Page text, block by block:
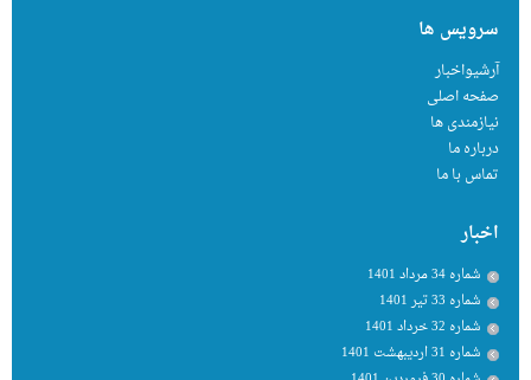
آرشیواخبار
صفحه اصلی
نیازمندی ها
درباره ما
تماس با ما
اخبار
شماره 34 مرداد 1401
شماره 33 تیر 1401
شماره 32 خرداد 1401
شماره 31 اردیبهشت 1401
شماره 30 فروردین 1401